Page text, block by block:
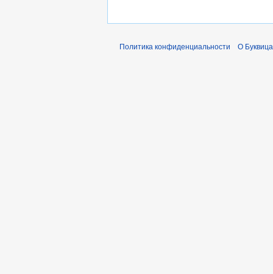
Политика конфиденциальности О Буквица